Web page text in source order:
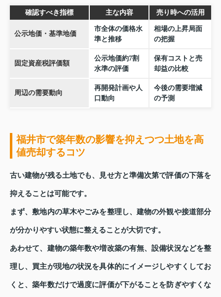
確認すべき指標 主な内容 売り時への活用
公示地価・基準地価
市全体の価格水
準と推移
相場の上昇局面
の把握
固定資産税評価額
公示地価約7割
水準の評価
保有コストと売
却益の比較
周辺の需要動向
再開発計画や人
口動向
今後の需要増減
の予測
福井市で築年数の影響を抑えつつ土地を高
値売却するコツ
古い建物が残る土地でも、見せ方と準備次第で評価の下落を
抑えることは可能です。
まず、敷地内の草木やごみを整理し、建物の外観や接道部分
が分かりやすい状態に整えることが大切です。
あわせて、建物の築年数や増改築の有無、設備状況などを整
理し、買主が現地の状況を具体的にイメージしやすくしてお
くと、築年数だけで過度に評価が下がることを防ぎやすくな